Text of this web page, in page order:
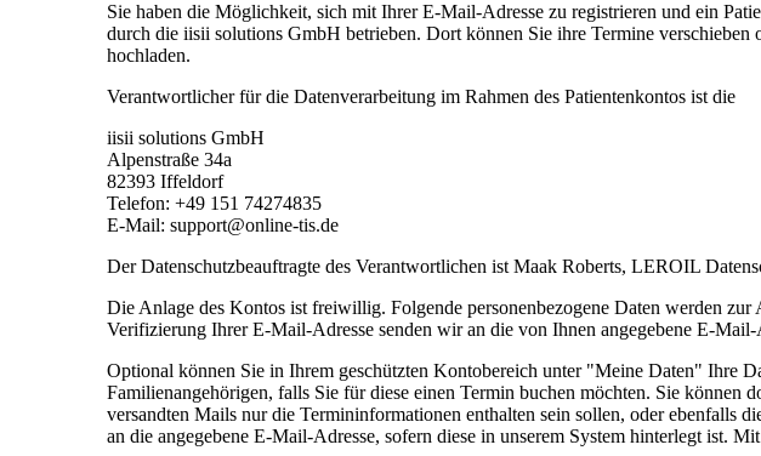
Sie haben die Möglichkeit, sich mit Ihrer E-Mail-Adresse zu registrieren und ein
durch die iisii solutions GmbH betrieben. Dort können Sie ihre Termine
hochladen.
Verantwortlicher für die Datenverarbeitung im Rahmen des Patientenkontos ist die
iisii solutions GmbH
Alpenstraße 34a
82393 Iffeldorf
Telefon: +49 151 74274835
E-Mail: support@online-tis.de
Der Datenschutzbeauftragte des Verantwortlichen ist Maak Roberts, LEROIL
Die Anlage des Kontos ist freiwillig. Folgende personenbezogene Daten werden
Verifizierung Ihrer E-Mail-Adresse senden wir an die von Ihnen angegebene E-
Optional können Sie in Ihrem geschützten Kontobereich unter "Meine Daten" Ihre
Familienangehörigen, falls Sie für diese einen Termin buchen möchten. Sie können
versandten Mails nur die Termininformationen enthalten sein sollen, oder ebenfalls
an die angegebene E-Mail-Adresse, sofern diese in unserem System hinterlegt ist.